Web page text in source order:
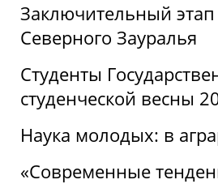
Заключительный этап
Северного Зауралья
Студенты
студенческой весны
Наука молодых: в
«Современные